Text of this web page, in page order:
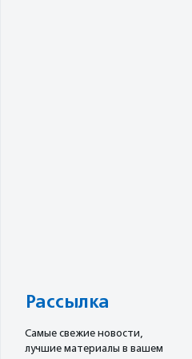
Рассылка
Cамые свежие новости,
лучшие материалы в вашем